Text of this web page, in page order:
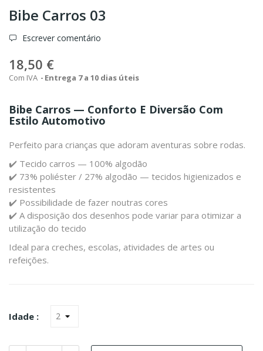
Bibe Carros 03
Escrever comentário
18,50 €
Com IVA Entrega 7 a 10 dias úteis
Bibe Carros — Conforto E Diversão Com
Estilo Automotivo
Perfeito para crianças que adoram aventuras sobre rodas.
✔️ Tecido carros — 100% algodão
✔️ 73% poliéster / 27% algodão — tecidos higienizados e
resistentes
✔️ Possibilidade de fazer noutras cores
✔️ A disposição dos desenhos pode variar para otimizar a
utilização do tecido
Ideal para creches, escolas, atividades de artes ou
refeições.
Idade :